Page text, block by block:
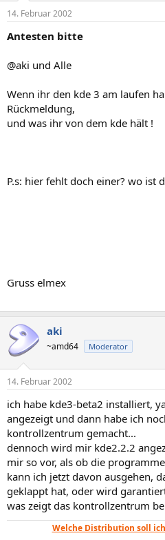
14. Februar 2002
Antesten bitte
@aki und Alle
Wenn ihr den kde 3 am laufen
Rückmeldung,
und was ihr von dem kde hält !
P.s: hier fehlt doch einer? wo ist
Gruss elmex
aki
~amd64 Moderator
14. Februar 2002
ich habe kde3-beta2 installiert,
angezeigt und dann habe ich
kontrollzentrum gemacht...
dennoch wird mir kde2.2.2
mir so vor, als ob die
kann ich jetzt davon ausgehen,
geklappt hat, oder wird
was zeigt das kontrollzentrum
Welche Distribution soll